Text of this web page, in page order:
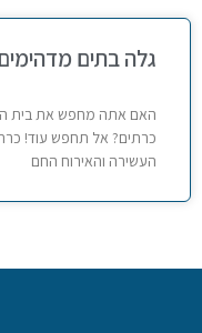
גלה בתים
האם אתה מחפש את בית
כרתים? אל תחפש עוד!
העשירה והאירוח החם